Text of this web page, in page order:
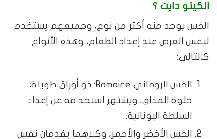
الكيتو دايت ؟
الخس يوجد منه أكثر من نوع، وجميعهم يستخدم
لنفس الغرض عند إعداد الطعام، وهذه الأنواع
كالتالي:
الخس الروماني Romaine: ذو أوراق طويلة،
حلوة المذاق، ويشتهر استخدامه عن إعداد
السلطة اليونانية.
الخس الأخضر والأحمر، وكلاهما يقدمان نفس